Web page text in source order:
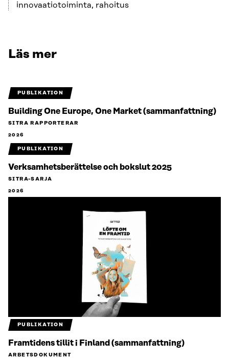
innovaatiotoiminta, rahoitus
Läs mer
PUBLIKATION
Building One Europe, One Market (sammanfattning)
SITRA RAPPORTERAR
2026
PUBLIKATION
Verksamhetsberättelse och bokslut 2025
SITRA-SARJA
2026
PUBLIKATION
Framtidens tillit i Finland (sammanfattning)
ARBETSDOKUMENT